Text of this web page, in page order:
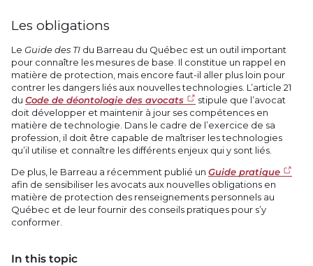
Les obligations
LeGuide des TI du Barreau du Québec est un outil important
pour connaître les mesures de base. Il constitue un rappel en
matière de protection, mais encore faut-il aller plus loin pour
contrer les dangers liés aux nouvelles technologies. L’article 21
duCode de déontologie des avocats
stipule que l’avocat
doit développer et maintenir à jour ses compétences en
matière de technologie. Dans le cadre de l’exercice de sa
profession, il doit être capable de maîtriser les technologies
qu’il utilise et connaître les différents enjeux qui y sont liés.
De plus, le Barreau a récemment publié unGuide pratique
afin de sensibiliser les avocats aux nouvelles obligations en
matière de protection des renseignements personnels au
Québec et de leur fournir des conseils pratiques pour s’y
conformer.
In this topic